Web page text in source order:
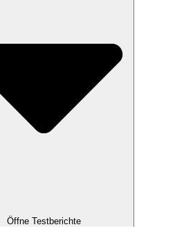
Öffne Testberichte